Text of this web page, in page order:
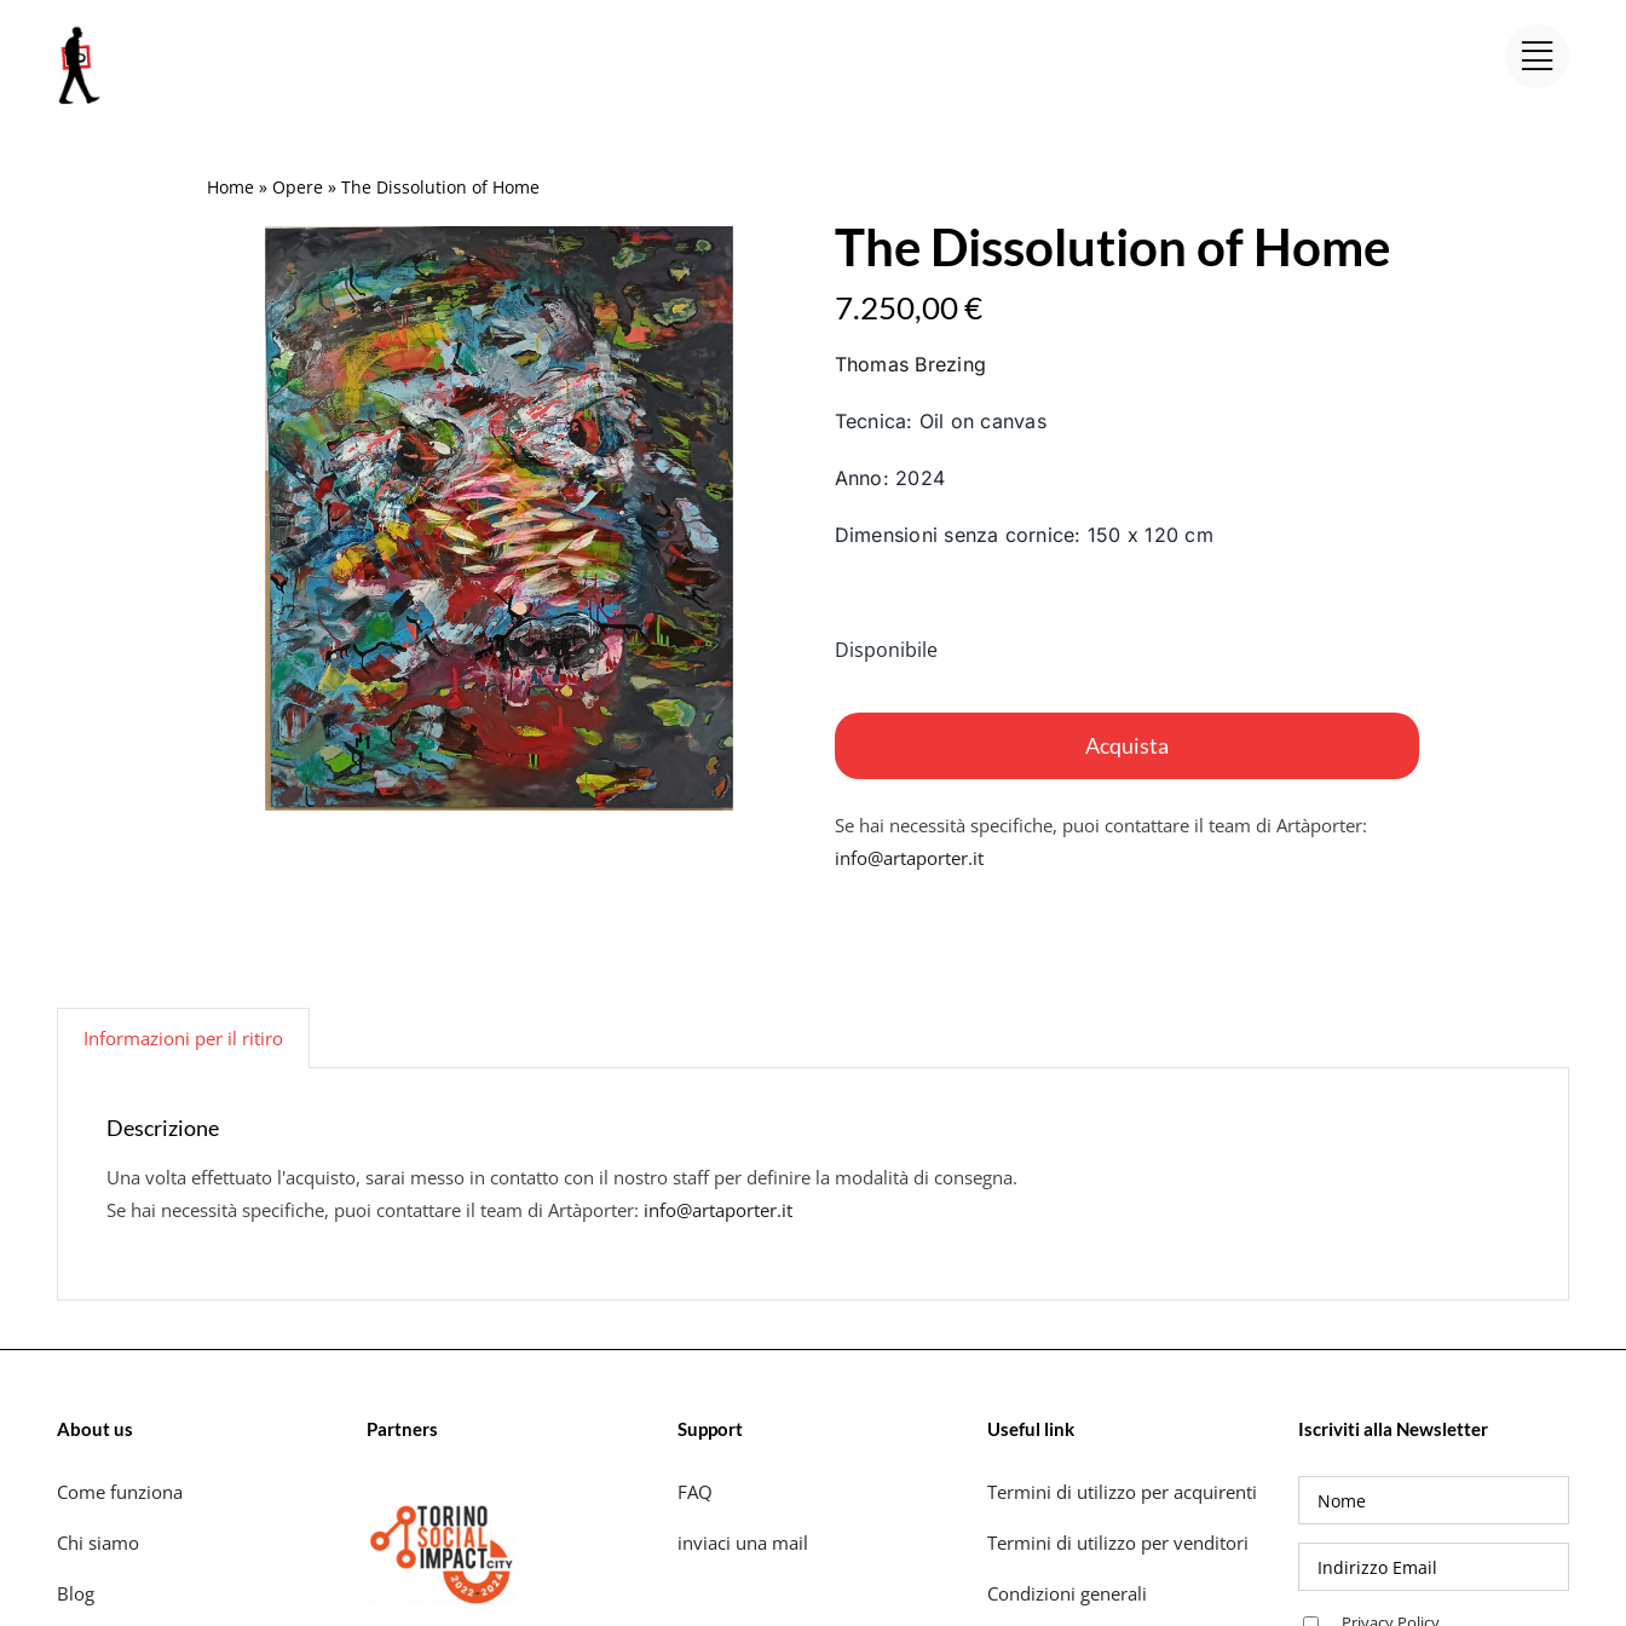
contenuto
Home »Opere »The Dissolution of Home
The Dissolution of Home
7.250,00€
Thomas Brezing
Tecnica: Oil on canvas
Anno: 2024
Dimensioni senza cornice: 150 x 120 cm
Disponibile
quantità
Acquista
Se hai necessità specifiche, puoi contattare il team di Artàporter:
info@artaporter.it
Informazioni per il ritiro
Descrizione
Una volta effettuato l'acquisto, sarai messo in contatto con il nostro staff per definire la modalità di consegna.
Se hai necessità specifiche, puoi contattare il team di Artàporter: info@artaporter.it
About us
Come funziona
Chi siamo
Blog
Partners Support
FAQ
inviaci una mail
Useful link
Termini di utilizzo per acquirenti
Termini di utilizzo per venditori
Condizioni generali
Iscriviti alla Newsletter